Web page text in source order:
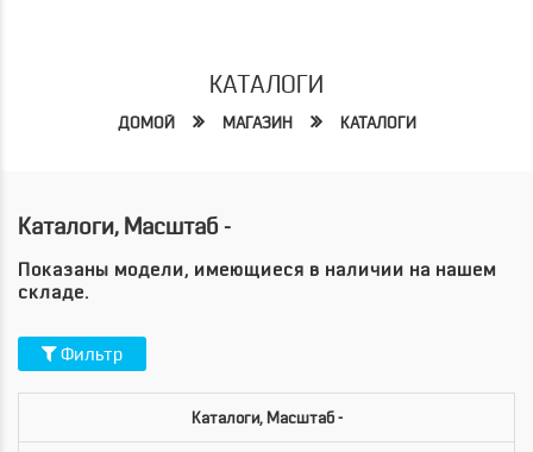
КАТАЛОГИ
ДОМОЙ МАГАЗИН КАТАЛОГИ
Каталоги, Масштаб -
Показаны модели, имеющиеся в наличии на нашем
складе.
Фильтр
Каталоги, Масштаб -